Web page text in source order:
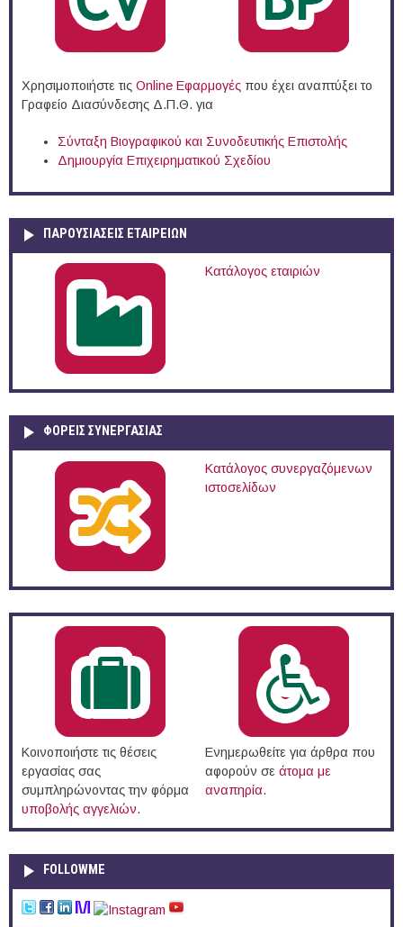
Χρησιμοποιήστε τις Online Eφαρμογές που έχει αναπτύξει το
Γραφείο Διασύνδεσης Δ.Π.Θ. για
Σύνταξη Βιογραφικού και Συνοδευτικής Επιστολής
Δημιουργία Επιχειρηματικού Σχεδίου
ΠΑΡΟΥΣΙΆΣΕΙΣ ΕΤΑΙΡΕΙΏΝ
Κατάλογος εταιριών
ΦΟΡΕΙΣ ΣΥΝΕΡΓΑΣΙΑΣ
Κατάλογος συνεργαζόμενων
ιστοσελίδων
Κοινοποιήστε τις θέσεις
εργασίας σας
συμπληρώνοντας την φόρμα
υποβολής αγγελιών.
Ενημερωθείτε για άρθρα που
αφορούν σε άτομα με
αναπηρία.
FOLLOWME